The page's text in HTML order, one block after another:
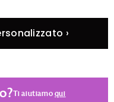
›
Ti aiutiamoqui